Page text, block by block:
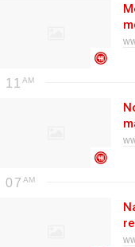
11
07